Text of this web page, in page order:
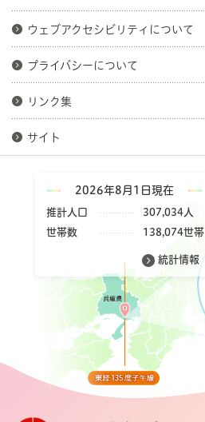
ウェブアクセシビリティについて
プライバシーについて
リンク集
サイト
2026年8月1日現在
推計人口
307,034人
世帯数
138,074世帯
統計情報